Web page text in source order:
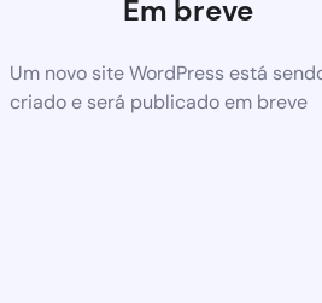
Em breve
Um novo site WordPress está
criado e será publicado em breve